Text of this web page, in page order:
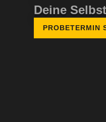
Deine
PROBETERMIN